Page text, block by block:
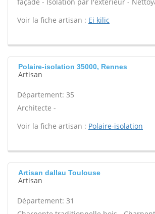
Voir la fiche artisan : Ei kilic
Polaire-isolation 35000, Rennes
Artisan
Département: 35
Architecte -
Voir la fiche artisan : Polaire-isolation
Artisan dallau Toulouse
Artisan
Département: 31